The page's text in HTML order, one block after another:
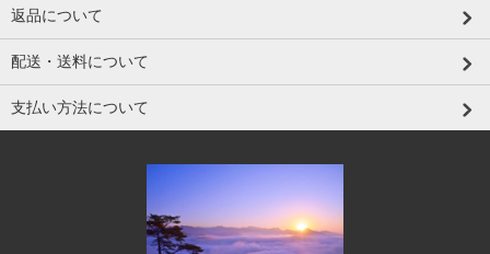
返品について
配送・送料について
支払い方法について